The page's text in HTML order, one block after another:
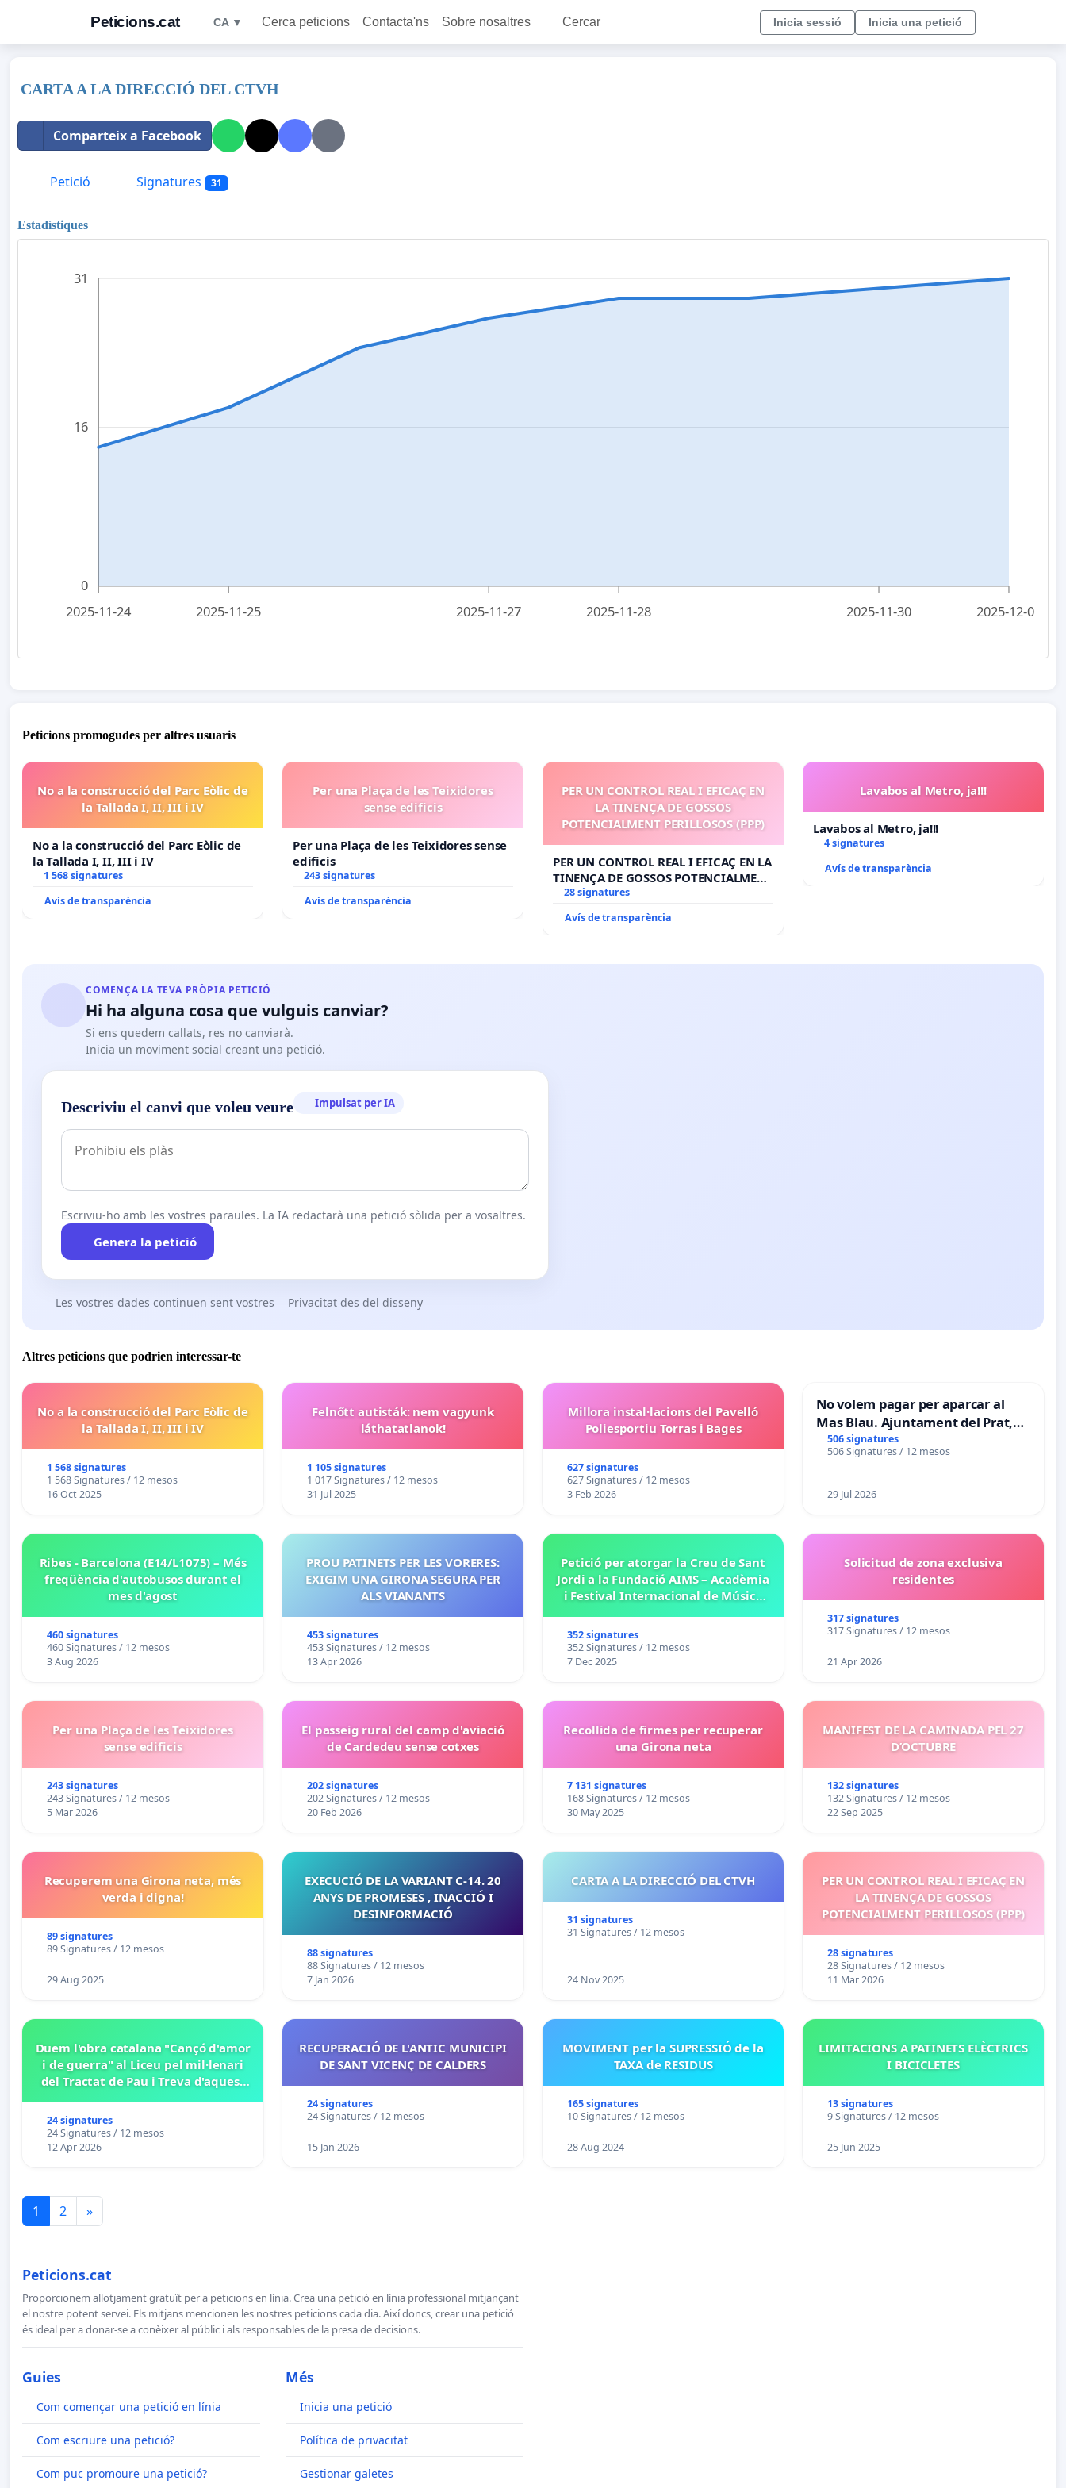
Peticions.cat CA ▼ Cerca peticions Contacta'ns Sobre nosaltres Cercar Inicia sessió Inicia una petició
CARTA A LA DIRECCIÓ DEL CTVH
Comparteix a Facebook
Petició Signatures 31
Estadístiques
0
16
31
2025-11-24 2025-11-25 2025-11-27 2025-11-28 2025-11-30 2025-12-01
Peticions promogudes per altres usuaris
No a la construcció del Parc Eòlic de
la Tallada I, II, III i IV
No a la construcció del Parc Eòlic de
la Tallada I, II, III i IV
1 568 signatures
Avís de transparència
Per una Plaça de les Teixidores
sense edificis
Per una Plaça de les Teixidores sense
edificis
243 signatures
Avís de transparència
PER UN CONTROL REAL I EFICAÇ EN
LA TINENÇA DE GOSSOS
POTENCIALMENT PERILLOSOS (PPP)
PER UN CONTROL REAL I EFICAÇ EN LA
TINENÇA DE GOSSOS POTENCIALMENT
PERILLOSOS (PPP)
28 signatures
Avís de transparència
Lavabos al Metro, ja!!!
Lavabos al Metro, ja!!!
4 signatures
Avís de transparència
COMENÇA LA TEVA PRÒPIA PETICIÓ
Hi ha alguna cosa que vulguis canviar?
Si ens quedem callats, res no canviarà.
Inicia un moviment social creant una petició.
Descriviu el canvi que voleu veure Impulsat per IA
Escriviu-ho amb les vostres paraules. La IA redactarà una petició sòlida per a vosaltres.
Genera la petició
Les vostres dades continuen sent vostres Privacitat des del disseny
Altres peticions que podrien interessar-te
No a la construcció del Parc Eòlic de
la Tallada I, II, III i IV
1 568 signatures
1 568 Signatures / 12 mesos
16 Oct 2025
Felnőtt autisták: nem vagyunk
láthatatlanok!
1 105 signatures
1 017 Signatures / 12 mesos
31 Jul 2025
Millora instal·lacions del Pavelló
Poliesportiu Torras i Bages
627 signatures
627 Signatures / 12 mesos
3 Feb 2026
No volem pagar per aparcar al
Mas Blau. Ajuntament del Prat,
retireu el projecte de la zona
taronja.
506 signatures
506 Signatures / 12 mesos
29 Jul 2026
Ribes - Barcelona (E14/L1075) – Més
freqüència d'autobusos durant el
mes d'agost
460 signatures
460 Signatures / 12 mesos
3 Aug 2026
PROU PATINETS PER LES VORERES:
EXIGIM UNA GIRONA SEGURA PER
ALS VIANANTS
453 signatures
453 Signatures / 12 mesos
13 Apr 2026
Petició per atorgar la Creu de Sant
Jordi a la Fundació AIMS – Acadèmia
i Festival Internacional de Música
352 signatures
352 Signatures / 12 mesos
7 Dec 2025
Solicitud de zona exclusiva
residentes
317 signatures
317 Signatures / 12 mesos
21 Apr 2026
Per una Plaça de les Teixidores
sense edificis
243 signatures
243 Signatures / 12 mesos
5 Mar 2026
El passeig rural del camp d'aviació
de Cardedeu sense cotxes
202 signatures
202 Signatures / 12 mesos
20 Feb 2026
Recollida de firmes per recuperar
una Girona neta
7 131 signatures
168 Signatures / 12 mesos
30 May 2025
MANIFEST DE LA CAMINADA PEL 27
D’OCTUBRE
132 signatures
132 Signatures / 12 mesos
22 Sep 2025
Recuperem una Girona neta, més
verda i digna!
89 signatures
89 Signatures / 12 mesos
29 Aug 2025
EXECUCIÓ DE LA VARIANT C-14. 20
ANYS DE PROMESES , INACCIÓ I
DESINFORMACIÓ
88 signatures
88 Signatures / 12 mesos
7 Jan 2026
CARTA A LA DIRECCIÓ DEL CTVH
31 signatures
31 Signatures / 12 mesos
24 Nov 2025
PER UN CONTROL REAL I EFICAÇ EN
LA TINENÇA DE GOSSOS
POTENCIALMENT PERILLOSOS (PPP)
28 signatures
28 Signatures / 12 mesos
11 Mar 2026
Duem l'obra catalana "Cançó d'amor
i de guerra" al Liceu pel mil·lenari
del Tractat de Pau i Treva d'aquest
24 signatures
24 Signatures / 12 mesos
12 Apr 2026
RECUPERACIÓ DE L'ANTIC MUNICIPI
DE SANT VICENÇ DE CALDERS
24 signatures
24 Signatures / 12 mesos
15 Jan 2026
MOVIMENT per la SUPRESSIÓ de la
TAXA de RESIDUS
165 signatures
10 Signatures / 12 mesos
28 Aug 2024
LIMITACIONS A PATINETS ELÈCTRICS
I BICICLETES
13 signatures
9 Signatures / 12 mesos
25 Jun 2025
1 2 »
Peticions.cat
Proporcionem allotjament gratuït per a peticions en línia. Crea una petició en línia professional mitjançant
el nostre potent servei. Els mitjans mencionen les nostres peticions cada dia. Així doncs, crear una petició
és ideal per a donar-se a conèixer al públic i als responsables de la presa de decisions.
Guies
Com començar una petició en línia
Com escriure una petició?
Com puc promoure una petició?
Més
Inicia una petició
Política de privacitat
Gestionar galetes